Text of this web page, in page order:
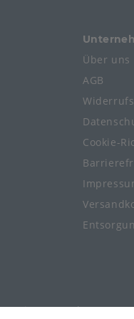
Über uns
AGB
Cookie-
Meier Verpackungen